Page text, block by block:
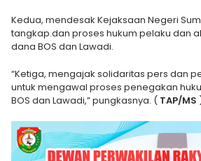
Kedua, mendesak Kejaksaan Negeri
tangkap.dan proses hukum pelaku dan
dana BOS dan Lawadi.
“Ketiga, mengajak solidaritas pers dan
untuk mengawal proses penegakan
BOS dan Lawadi,” pungkasnya. ( TAP/MS